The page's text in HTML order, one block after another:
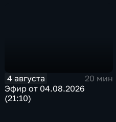
4 августа
20 мин
Эфир от 04.08.2026
(21:10)